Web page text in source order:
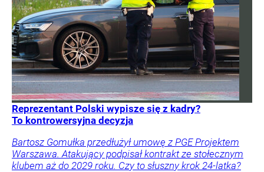
Reprezentant Polski wypisze się z kadry?
To kontrowersyjna decyzja
Bartosz Gomułka przedłużył umowę z PGE Projektem
Warszawa. Atakujący podpisał kontrakt ze stołecznym
klubem aż do 2029 roku. Czy to słuszny krok 24-latka?